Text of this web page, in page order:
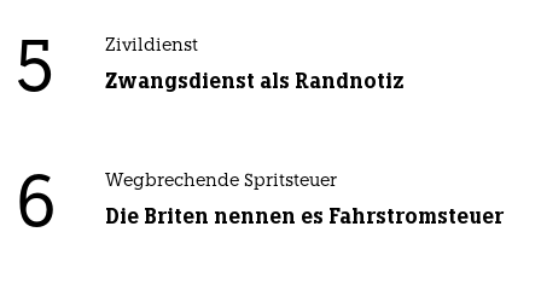
5 Zivildienst
Zwangsdienst als Randnotiz
6 Wegbrechende Spritsteuer
Die Briten nennen es Fahrstromsteuer